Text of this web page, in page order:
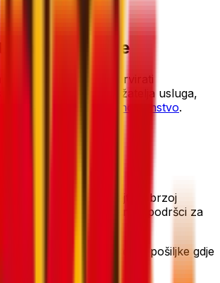
slanja prtljage
usporediti i rezervirati
slanja od više pružatelja usluga,
za
slanje prtljage u inozemstvo.
i brzine – uživajte u brzoj
vremenu preuzimanja i podršci za
osjetljive ili prevelike pošiljke gdje
ključna